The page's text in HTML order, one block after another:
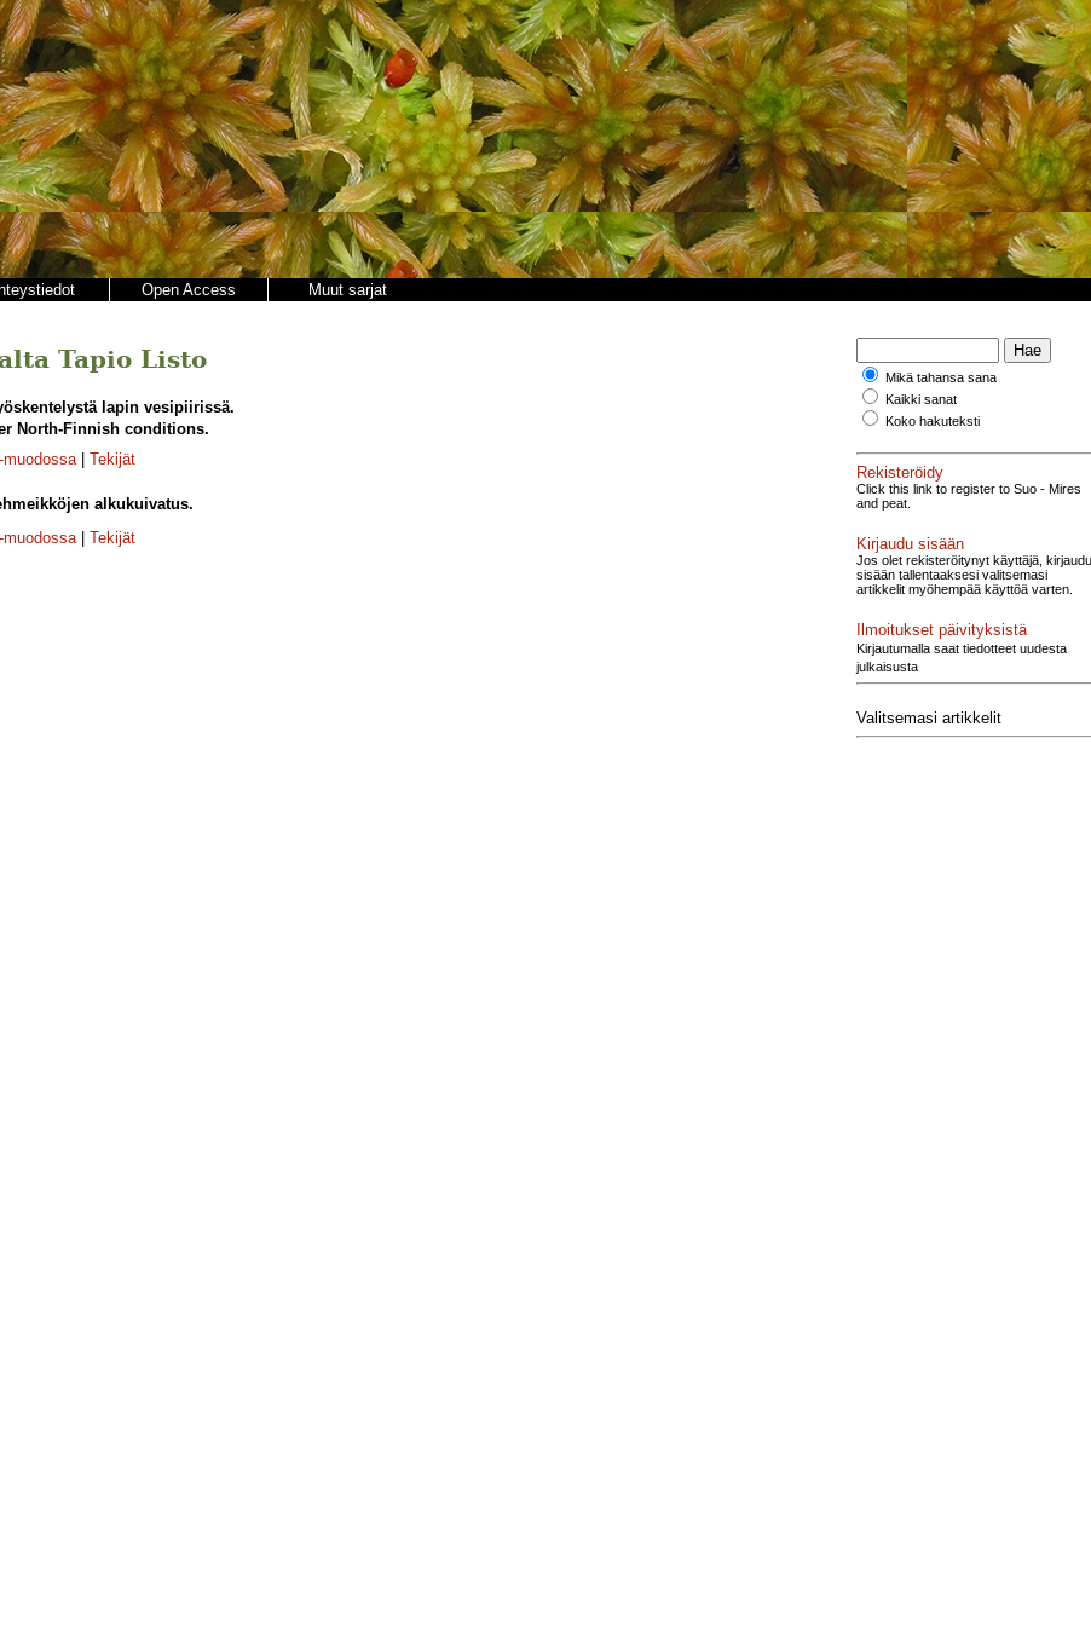
Open Access Muut sarjat
Tapio Listo
lapin vesipiirissä.
North-Finnish conditions.
| Tekijät
alkukuivatus.
| Tekijät
Mikä tahansa sana
Kaikki sanat
Koko hakuteksti
Rekisteröidy
Click this link to register to Suo - Mires
and peat.
Kirjaudu sisään
Jos olet rekisteröitynyt käyttäjä, kirjaudu
sisään tallentaaksesi valitsemasi
artikkelit myöhempää käyttöä varten.
Ilmoitukset päivityksistä
Kirjautumalla saat tiedotteet uudesta
julkaisusta
Valitsemasi artikkelit